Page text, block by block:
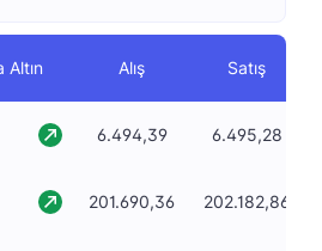
Altın Alış Satış
6.494,39 6.495,28
201.690,36 202.182,86